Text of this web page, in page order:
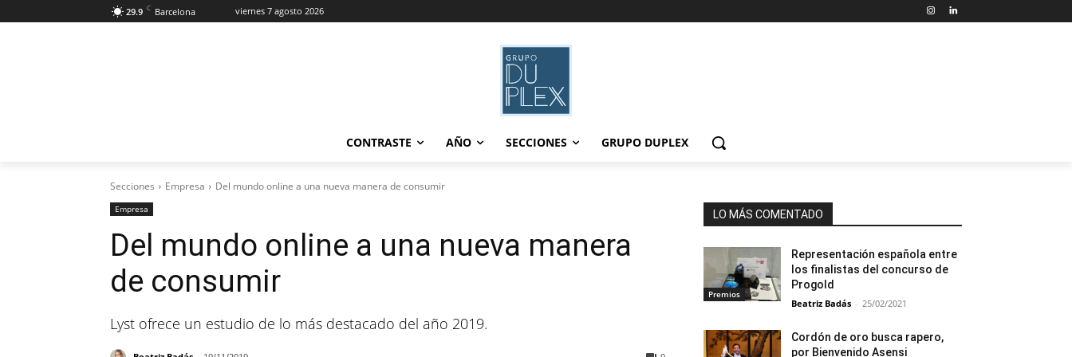
29.9 C Barcelona viernes 7 agosto 2026
CONTRASTE AÑO SECCIONES GRUPO DUPLEX
Secciones Empresa Del mundo online a una nueva manera de consumir
Empresa
Del mundo online a una nueva manera
de consumir
Lyst ofrece un estudio de lo más destacado del año 2019.
LO MÁS COMENTADO
Premios
Representación española entre
los finalistas del concurso de
Progold
Beatriz Badás - 25/02/2021
Cordón de oro busca rapero,
por Bienvenido Asensi